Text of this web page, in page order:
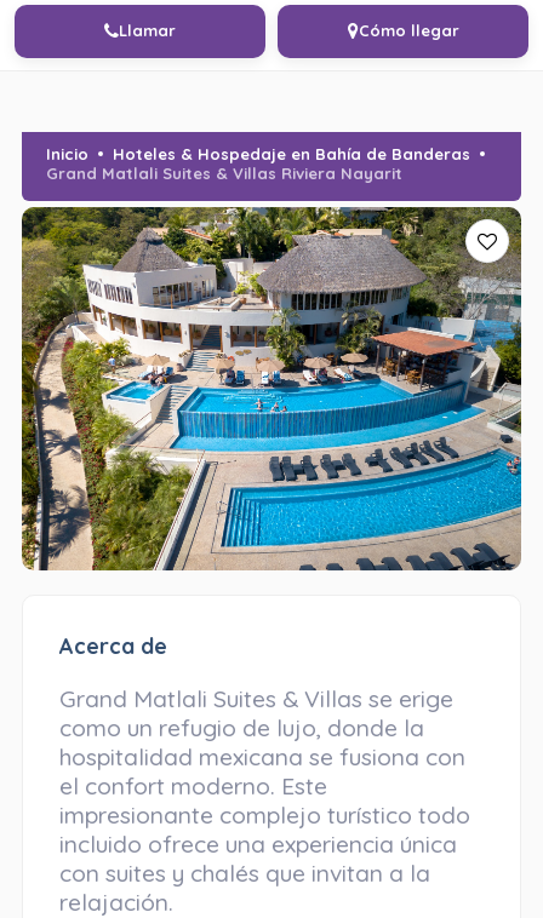
Llamar Cómo llegar
Inicio
Hoteles & Hospedaje en Bahía de Banderas
Grand Matlali Suites & Villas Riviera Nayarit
Acerca de
Grand Matlali Suites & Villas se erige
como un refugio de lujo, donde la
hospitalidad mexicana se fusiona con
el confort moderno. Este
impresionante complejo turístico todo
incluido ofrece una experiencia única
con suites y chalés que invitan a la
relajación.